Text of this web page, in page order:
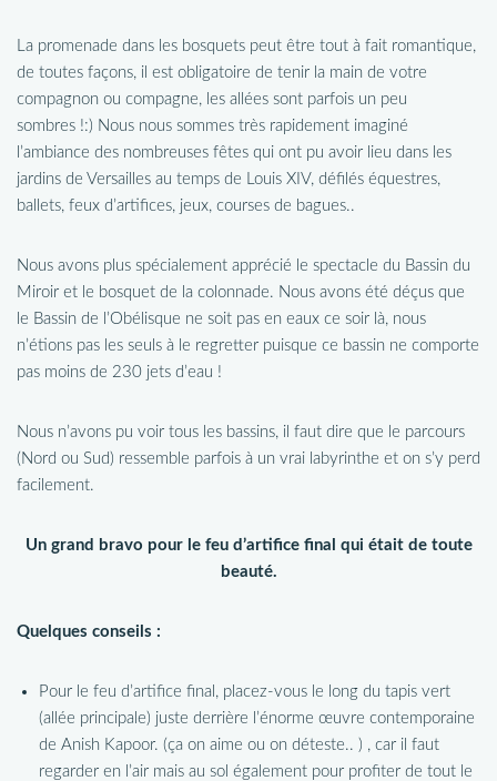
La promenade dans les bosquets peut être tout à fait romantique,
de toutes façons, il est obligatoire de tenir la main de votre
compagnon ou compagne, les allées sont parfois un peu
sombres !:) Nous nous sommes très rapidement imaginé
l’ambiance des nombreuses fêtes qui ont pu avoir lieu dans les
jardins de Versailles au temps de Louis XIV, défilés équestres,
ballets, feux d’artifices, jeux, courses de bagues..
Nous avons plus spécialement apprécié le spectacle du Bassin du
Miroir et le bosquet de la colonnade. Nous avons été déçus que
le Bassin de l’Obélisque ne soit pas en eaux ce soir là, nous
n’étions pas les seuls à le regretter puisque ce bassin ne comporte
pas moins de 230 jets d’eau !
Nous n’avons pu voir tous les bassins, il faut dire que le parcours
(Nord ou Sud) ressemble parfois à un vrai labyrinthe et on s’y perd
facilement.
Un grand bravo pour le feu d’artifice final qui était de toute
beauté.
Quelques conseils :
Pour le feu d’artifice final, placez-vous le long du tapis vert
(allée principale) juste derrière l’énorme œuvre contemporaine
de Anish Kapoor. (ça on aime ou on déteste.. ) , car il faut
regarder en l’air mais au sol également pour profiter de tout le